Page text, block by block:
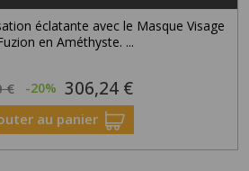
éclatante avec le Masque Visage
en Améthyste. ...
€ -20% Prix
306,24 €
au panier